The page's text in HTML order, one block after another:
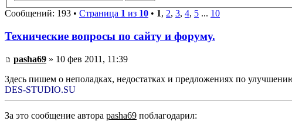
Сообщений: 193 • Страница 1 из 10 • 1, 2, 3, 4, 5 ... 10
Технические вопросы по сайту и форуму.
pasha69 » 10 фев 2011, 11:39
Здесь пишем о неполадках, недостатках и предложениях по
DES-STUDIO.SU
За это сообщение автора pasha69 поблагодарил: